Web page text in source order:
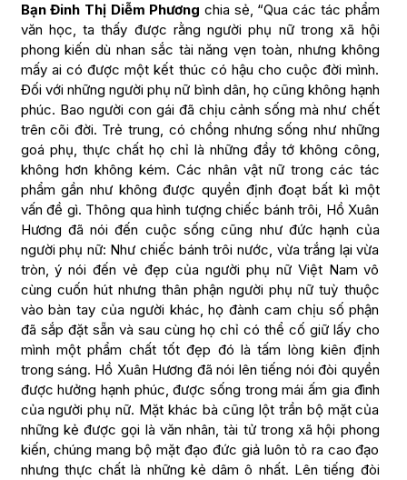
Bạn Đinh Thị Diễm Phương chia sẻ, “Qua các tác phẩm
văn học, ta thấy được rằng người phụ nữ trong xã hội
phong kiến dù nhan sắc tài năng vẹn toàn, nhưng không
mấy ai có được một kết thúc có hậu cho cuộc đời mình.
Đối với những người phụ nữ bình dân, họ cũng không hạnh
phúc. Bao người con gái đã chịu cảnh sống mà như chết
trên cõi đời. Trẻ trung, có chồng nhưng sống như những
goá phụ, thực chất họ chỉ là những đầy tớ không công,
không hơn không kém. Các nhân vật nữ trong các tác
phẩm gần như không được quyền định đoạt bất kì một
vấn đề gì. ​Thông qua hình tượng chiếc bánh trôi, Hồ Xuân
Hương đã nói đến cuộc sống cũng như đức hạnh của
người phụ nữ: Như chiếc bánh trôi nước, vừa trắng lại vừa
tròn, ý nói đến vẻ đẹp của người phụ nữ Việt Nam vô
cùng cuốn hút nhưng thân phận người phụ nữ tuỳ thuộc
vào bàn tay của người khác, họ đành cam chịu số phận
đã sắp đặt sẵn và sau cùng họ chỉ có thể cố giữ lấy cho
mình một phẩm chất tốt đẹp đó là tấm lòng kiên định
trong sáng. Hồ Xuân Hương đã nói lên tiếng nói đòi quyền
được hưởng hạnh phúc, được sống trong mái ấm gia đình
của người phụ nữ. Mặt khác bà cũng lột trần bộ mặt của
những kẻ được gọi là văn nhân, tài tử trong xã hội phong
kiến, chúng mang bộ mặt đạo đức giả luôn tỏ ra cao đạo
nhưng thực chất là những kẻ dâm ô nhất. Lên tiếng đòi